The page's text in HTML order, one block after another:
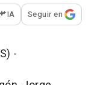
para
IA Seguir en
-